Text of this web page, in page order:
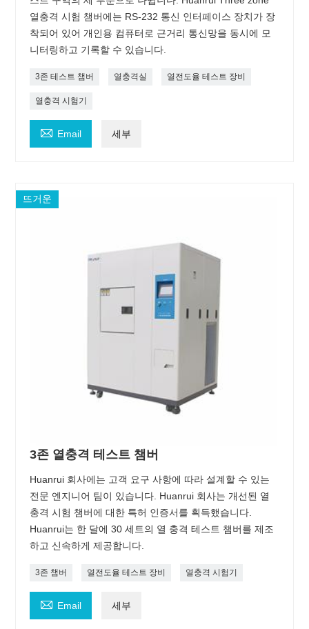
열충격 시험 챔버에는 RS-232 통신 인터페이스 장치가 장
착되어 있어 개인용 컴퓨터로 근거리 통신망을 동시에 모
니터링하고 기록할 수 있습니다.
3존 테스트 챔버 열충격실 열전도율 테스트 장비
열충격 시험기
 Email 세부
뜨거운
3존 열충격 테스트 챔버
Huanrui 회사에는 고객 요구 사항에 따라 설계할 수 있는
전문 엔지니어 팀이 있습니다. Huanrui 회사는 개선된 열
충격 시험 챔버에 대한 특허 인증서를 획득했습니다.
Huanrui는 한 달에 30 세트의 열 충격 테스트 챔버를 제조
하고 신속하게 제공합니다.
3존 챔버 열전도율 테스트 장비 열충격 시험기
 Email 세부